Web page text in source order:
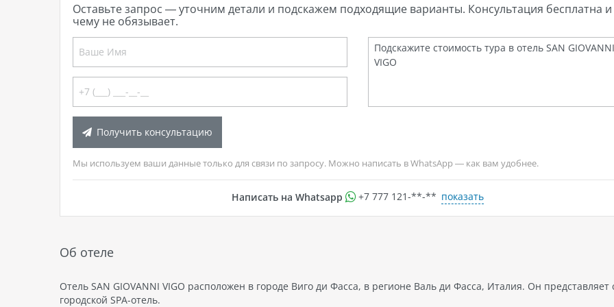
Оставьте запрос — уточним детали и подскажем подходящие варианты. Консультация бесплатна и
чему не обязывает.
Получить консультацию
Мы используем ваши данные только для связи по запросу. Можно написать в WhatsApp — как вам удобнее.
Написать на Whatsapp +7 777 121-**-** показать
Об отеле
Отель SAN GIOVANNI VIGO расположен в городе Виго ди Фасса, в регионе Валь ди Фасса, Италия. Он представляет
городской SPA-отель.